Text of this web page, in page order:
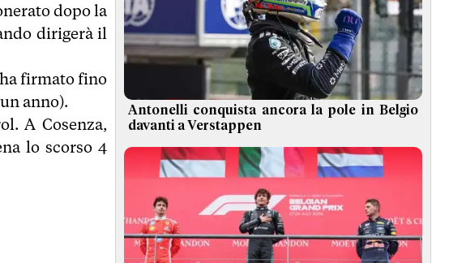
dopo la
dirigerà il
firmato fino
anno).
A Cosenza,
lo scorso 4
Antonelli conquista ancora la pole in Belgio
davanti a Verstappen